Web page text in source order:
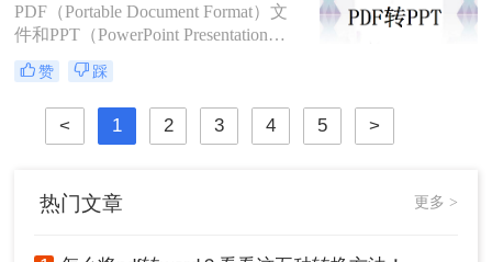
PDF（Portable Document Format）文
件和PPT（PowerPoint Presentation）
文件在日常办公和学习中都有着广泛
的应用。有时，我们需要将PDF文件
转换为PPT格式，以便进行编辑、修
改或展示。那么PDF怎么转换成PPT
呢？本文将介绍三种将PDF转换成
赞 踩
< 1 2 3 4 5 >
热门文章 更多 >